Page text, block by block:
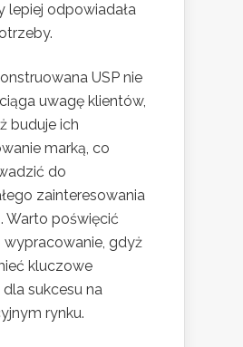
lepiej odpowiadała
USP nie
uwagę klientów,
buduje ich
marką, co
do
zainteresowania
Warto poświęcić
wypracowanie, gdyż
kluczowe
sukcesu na
rynku.